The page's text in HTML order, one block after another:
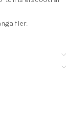
fler.